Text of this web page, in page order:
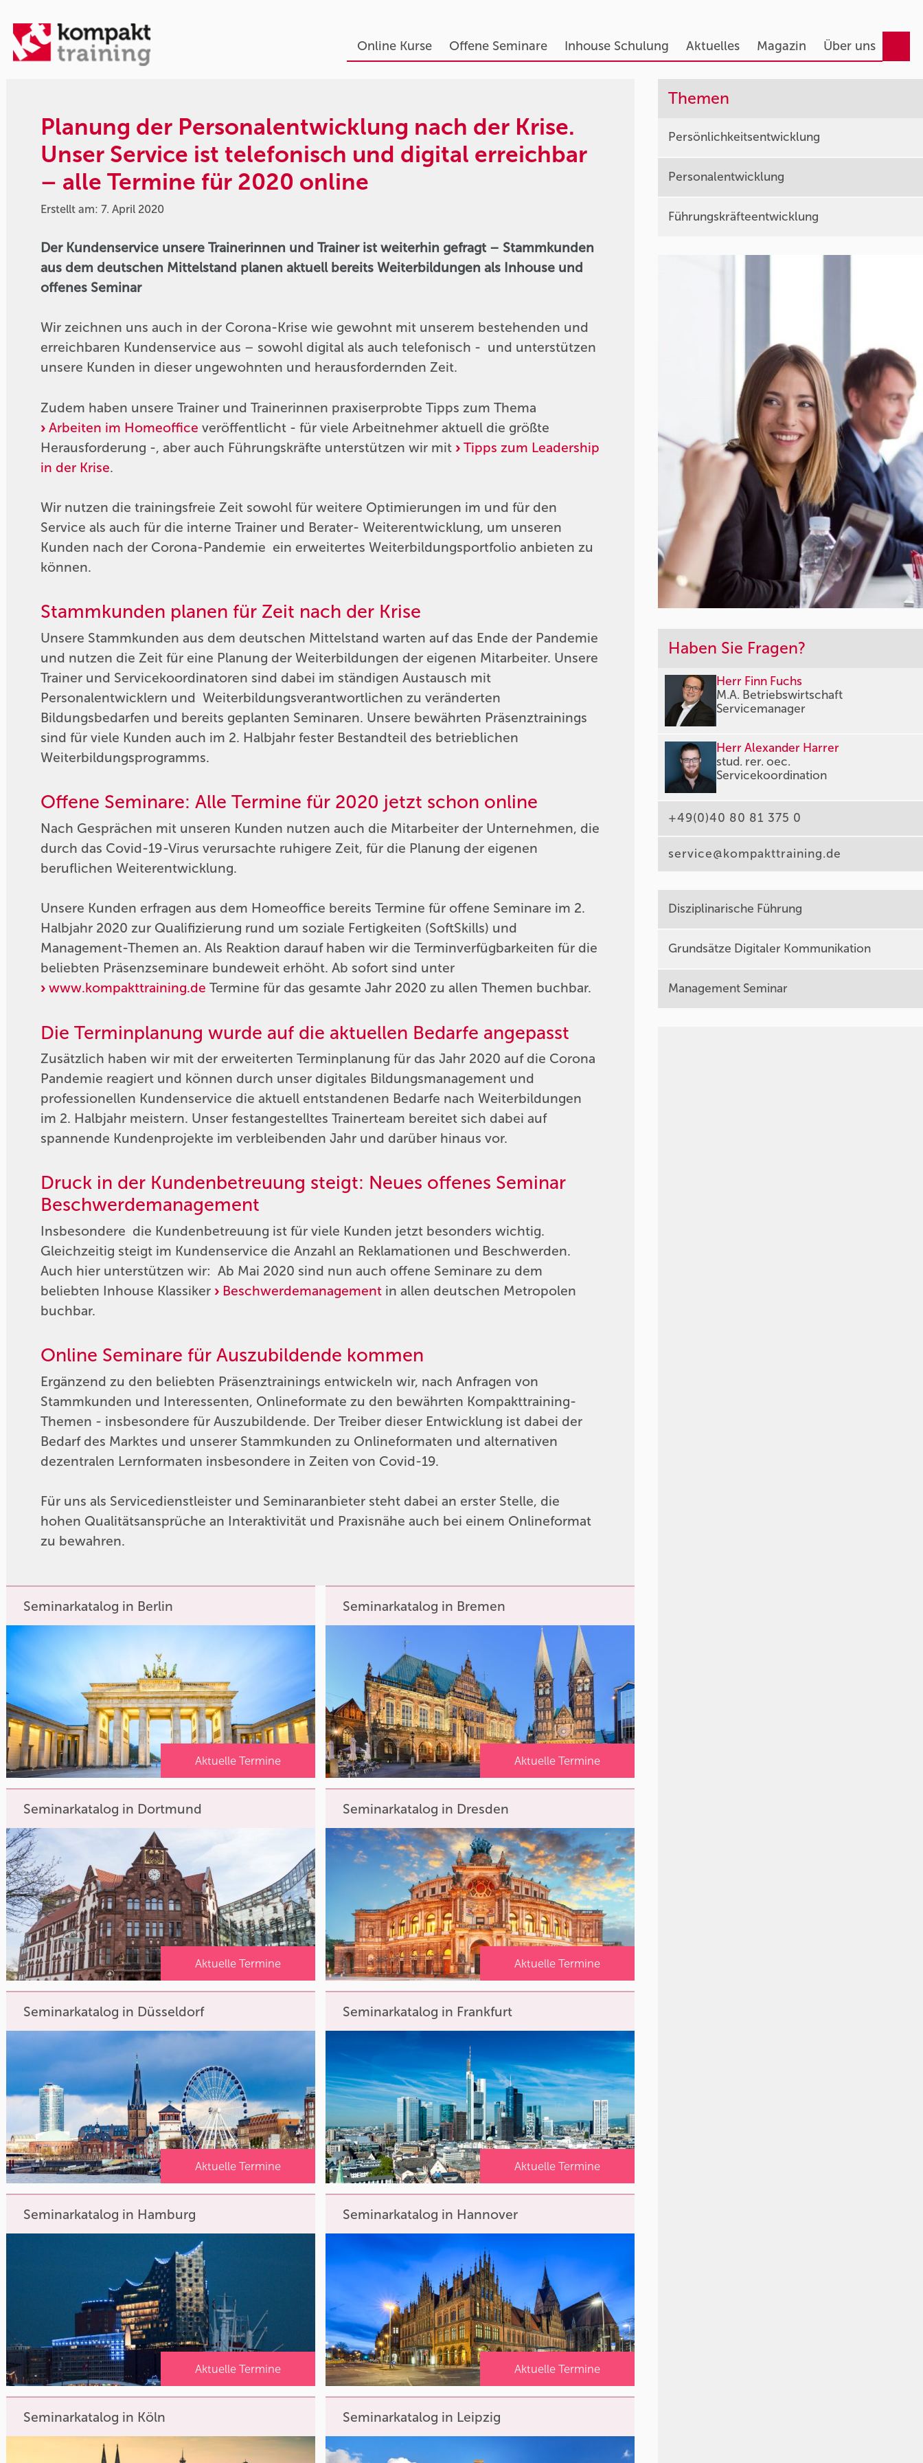
Online Kurse Offene Seminare Inhouse Schulung Aktuelles Magazin Über uns
Planung der Personalentwicklung nach der Krise.
Unser Service ist telefonisch und digital erreichbar
– alle Termine für 2020 online
Erstellt am: 7. April 2020
Der Kundenservice unsere Trainerinnen und Trainer ist weiterhin gefragt – Stammkunden
aus dem deutschen Mittelstand planen aktuell bereits Weiterbildungen als Inhouse und
offenes Seminar
Wir zeichnen uns auch in der Corona-Krise wie gewohnt mit unserem bestehenden und
erreichbaren Kundenservice aus – sowohl digital als auch telefonisch - und unterstützen
unsere Kunden in dieser ungewohnten und herausfordernden Zeit.
Zudem haben unsere Trainer und Trainerinnen praxiserprobte Tipps zum Thema
Arbeiten im Homeoffice veröffentlicht - für viele Arbeitnehmer aktuell die größte
Herausforderung -, aber auch Führungskräfte unterstützen wir mit Tipps zum Leadership
in der Krise.
Wir nutzen die trainingsfreie Zeit sowohl für weitere Optimierungen im und für den
Service als auch für die interne Trainer und Berater- Weiterentwicklung, um unseren
Kunden nach der Corona-Pandemie ein erweitertes Weiterbildungsportfolio anbieten zu
können.
Stammkunden planen für Zeit nach der Krise
Unsere Stammkunden aus dem deutschen Mittelstand warten auf das Ende der Pandemie
und nutzen die Zeit für eine Planung der Weiterbildungen der eigenen Mitarbeiter. Unsere
Trainer und Servicekoordinatoren sind dabei im ständigen Austausch mit
Personalentwicklern und Weiterbildungsverantwortlichen zu veränderten
Bildungsbedarfen und bereits geplanten Seminaren. Unsere bewährten Präsenztrainings
sind für viele Kunden auch im 2. Halbjahr fester Bestandteil des betrieblichen
Weiterbildungsprogramms.
Offene Seminare: Alle Termine für 2020 jetzt schon online
Nach Gesprächen mit unseren Kunden nutzen auch die Mitarbeiter der Unternehmen, die
durch das Covid-19-Virus verursachte ruhigere Zeit, für die Planung der eigenen
beruflichen Weiterentwicklung.
Unsere Kunden erfragen aus dem Homeoffice bereits Termine für offene Seminare im 2.
Halbjahr 2020 zur Qualifizierung rund um soziale Fertigkeiten (SoftSkills) und
Management-Themen an. Als Reaktion darauf haben wir die Terminverfügbarkeiten für die
beliebten Präsenzseminare bundeweit erhöht. Ab sofort sind unter
www.kompakttraining.de Termine für das gesamte Jahr 2020 zu allen Themen buchbar.
Die Terminplanung wurde auf die aktuellen Bedarfe angepasst
Zusätzlich haben wir mit der erweiterten Terminplanung für das Jahr 2020 auf die Corona
Pandemie reagiert und können durch unser digitales Bildungsmanagement und
professionellen Kundenservice die aktuell entstandenen Bedarfe nach Weiterbildungen
im 2. Halbjahr meistern. Unser festangestelltes Trainerteam bereitet sich dabei auf
spannende Kundenprojekte im verbleibenden Jahr und darüber hinaus vor.
Druck in der Kundenbetreuung steigt: Neues offenes Seminar
Beschwerdemanagement
Insbesondere die Kundenbetreuung ist für viele Kunden jetzt besonders wichtig.
Gleichzeitig steigt im Kundenservice die Anzahl an Reklamationen und Beschwerden.
Auch hier unterstützen wir: Ab Mai 2020 sind nun auch offene Seminare zu dem
beliebten Inhouse Klassiker Beschwerdemanagement in allen deutschen Metropolen
buchbar.
Online Seminare für Auszubildende kommen
Ergänzend zu den beliebten Präsenztrainings entwickeln wir, nach Anfragen von
Stammkunden und Interessenten, Onlineformate zu den bewährten Kompakttraining-
Themen - insbesondere für Auszubildende. Der Treiber dieser Entwicklung ist dabei der
Bedarf des Marktes und unserer Stammkunden zu Onlineformaten und alternativen
dezentralen Lernformaten insbesondere in Zeiten von Covid-19.
Für uns als Servicedienstleister und Seminaranbieter steht dabei an erster Stelle, die
hohen Qualitätsansprüche an Interaktivität und Praxisnähe auch bei einem Onlineformat
zu bewahren.
Seminarkatalog in Berlin
Aktuelle Termine
Seminarkatalog in Bremen
Aktuelle Termine
Seminarkatalog in Dortmund
Aktuelle Termine
Seminarkatalog in Dresden
Aktuelle Termine
Seminarkatalog in Düsseldorf
Aktuelle Termine
Seminarkatalog in Frankfurt
Aktuelle Termine
Seminarkatalog in Hamburg
Aktuelle Termine
Seminarkatalog in Hannover
Aktuelle Termine
Seminarkatalog in Köln Seminarkatalog in Leipzig
Themen
Persönlichkeitsentwicklung
Personalentwicklung
Führungskräfteentwicklung
Haben Sie Fragen?
Herr Finn Fuchs
M.A. Betriebswirtschaft
Servicemanager
Herr Alexander Harrer
stud. rer. oec.
Servicekoordination
+49(0)40 80 81 375 0
service@kompakttraining.de
Disziplinarische Führung
Grundsätze Digitaler Kommunikation
Management Seminar